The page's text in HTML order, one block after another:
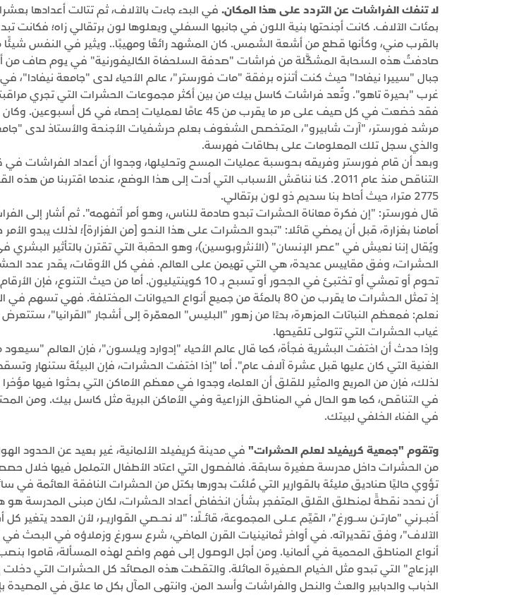
لا تنفك الفراشات عن التردد على هذا المكان. في البدء جاءت بالآلاف، ثم تتالت أعدادها
بمئات الآلاف. كانت أجنحتها بنية اللون في جانبها السفلي ويعلوها لون برتقالي زاه؛ فكانت
بالقرب مني، وكأنها قطع من أشعة الشمس. كان المشهد رائعًا ومهيبًا.. ويثير في النفس شيئًا
صادفتُ هذه السحابة المشكَّلة من فراشات "صدفة السلحفاة الكاليفورنية" في يوم صاف
جبال "سييرا نيفادا" حيث كنت أتنزه برفقة "مات فورستر"، عالم الأحياء لدى "جامعة
غرب "بحيرة تاهو". وتُعد فراشات كاسل بيك من بين أكثر مجموعات الحشرات التي تجري
فقد خضعت في كل صيف على مر ما يقرب من 45 عامًا لعمليات إحصاء في كل
مرشد فورستر، "آرت شابيرو"، المتخصص الشغوف بعلم حرشفيات الأجنحة والأستاذ لدى
والذي سجل تلك المعلومات على بطاقات فهرسة.
وبعد أن قام فورستر وفريقه بحوسبة عمليات المسح وتحليلها، وجدوا أن أعداد الفراشات
التناقص منذ عام 2011. كنا نناقش الأسباب التي أدت إلى هذا الوضع، عندما اقتربنا من
2775 مترا، حيث أحاط بنا سديم ذو لون برتقالي.
قال فورستر: "إن فكرة معاناة الحشرات تبدو صادمة للناس، وهو أمر أتفهمه". ثم أشار إلى
أمامنا بغزارة، قبل أن يمضي قائلا: "تبدو الحشرات على هذا النحو [من الغزارة]؛ لذلك يبدو الأمر
ويُقال إننا نعيش في "عصر الإنسان" (الأنثروبوسين)، وهو الحقبة التي تقترن بالتأثير
الحشرات، وفق مقاييس عديدة، هي التي تهيمن على العالم. ففي كل الأوقات، يقدر عدد
تحوم أو تمشي أو تختبئ في الجحور أو تسبح بـ 10 كوينتيليون. أما من حيث
إذ تمثل الحشرات ما يقرب من 80 بالمئة من جميع أنواع الحيوانات المختلفة. فهي
نعلم: فمعظم النباتات المزهرة، بدءًا من زهور "البليس" المعمّرة إلى أشجار "القرانيا"،
غياب الحشرات التي تتولى تلقيحها.
وإذا حدث أن اختفت البشرية فجأة، كما قال عالم الأحياء "إدوارد ويلسون"، فإن العالم "سيعود
الغنية التي كان عليها قبل عشرة آلاف عام". أما "إذا اختفت الحشرات، فإن البيئة ستنهار
لذلك، فإن من المريع والمثير للقلق أن العلماء وجدوا في معظم الأماكن التي بحثوا فيها
في التناقص، كما هو الحال في المناطق الزراعية وفي الأماكن البرية مثل كاسل بيك. ومن
في الفناء الخلفي لبيتك.
وتقوم "جمعية كريفيلد لعلم الحشرات" في مدينة كريفيلد الألمانية، غير بعيد عن الحدود
من الحشرات داخل مدرسة صغيرة سابقة. فالفصول التي اعتاد الأطفال التململ فيها خلال
تؤوي حاليًا صناديق مليئة بالقوارير التي مُلئت بدورها بكتل من الحشرات النافقة العائمة في
أن نحدد نقطةً لمنطلق القلق المتفجر بشأن انخفاض أعداد الحشرات، لكان مبنى المدرسة هو
أخبــرني "مارتــن ســورغ"، القيِّم عــلى المجموعة، قائــلًا: "لا نحــصي القواريــر، لأن العدد
الآلاف"، وفق تقديراته. في أواخر ثمانينيات القرن الماضي، شرع سورغ وزملاؤه في البحث
أنواع المناطق المحمية في ألمانيا. ومن أجل الوصول إلى فهم واضح لهذه المسألة، قاموا
الإزعاج" التي تبدو مثل الخيام الصغيرة المائلة. والتقطت هذه المصائد كل الحشرات التي دخلت
الذباب والدبابير والعث والنحل والفراشات وأسد المن. وانتهى المآل بكل ما علق في المصيدة